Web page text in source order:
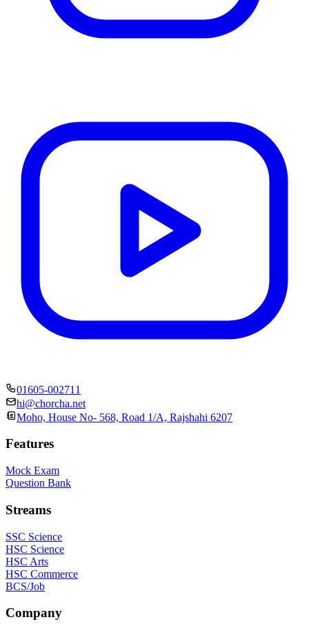
01605-002711
hi@chorcha.net
Moho, House No- 568, Road 1/A, Rajshahi 6207
Features
Mock Exam
Question Bank
Streams
SSC Science
HSC Science
HSC Arts
HSC Commerce
BCS/Job
Company